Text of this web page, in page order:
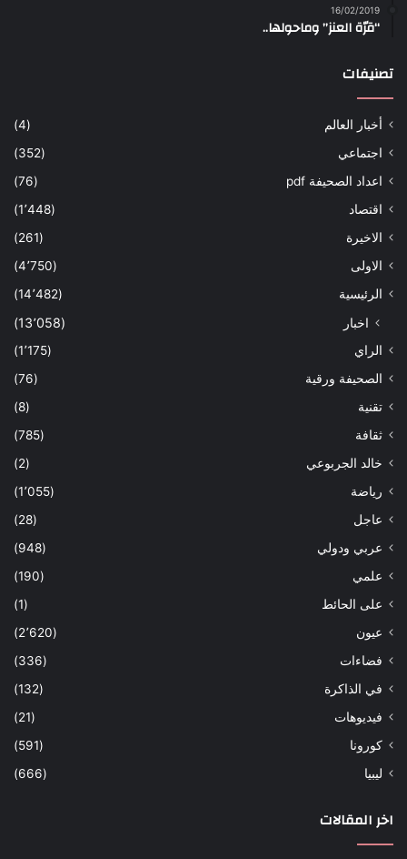
16/02/2019
“قرّة العنز” وماحولها..
تصنيفات
أخبار العالم
(4)
اجتماعي
(352)
اعداد الصحيفة pdf
(76)
اقتصاد
(1٬448)
الاخيرة
(261)
الاولى
(4٬750)
الرئيسية
(14٬482)
اخبار (13٬058)
الراي
(1٬175)
الصحيفة ورقية
(76)
تقنية
(8)
ثقافة
(785)
خالد الجربوعي
(2)
رياضة
(1٬055)
عاجل
(28)
عربي ودولي
(948)
علمي
(190)
على الحائط
(1)
عيون
(2٬620)
فضاءات
(336)
في الذاكرة
(132)
فيديوهات
(21)
كورونا
(591)
ليبيا
(666)
اخر المقالات